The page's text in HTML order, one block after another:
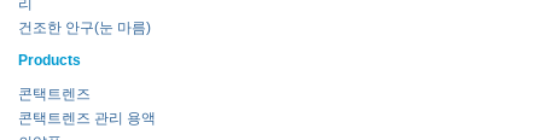
리
건조한 안구(눈 마름)
Products
콘택트렌즈
콘택트렌즈 관리 용액